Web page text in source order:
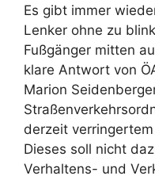
Es gibt immer
Lenker ohne zu
Fußgänger mitten
klare Antwort von
Marion
derzeit
Dieses soll nicht
Verhaltens- und